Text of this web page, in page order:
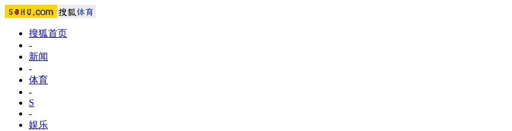
搜狐首页
-
新闻
-
体育
-
S
-
娱乐